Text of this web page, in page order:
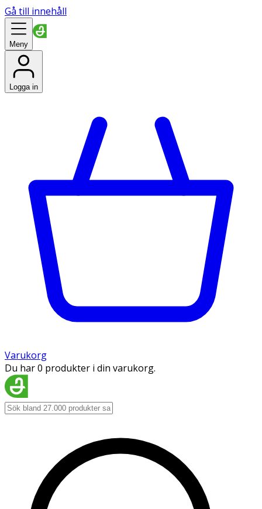
Gå till innehåll
Meny
Logga in
Varukorg
Du har 0 produkter i din varukorg.